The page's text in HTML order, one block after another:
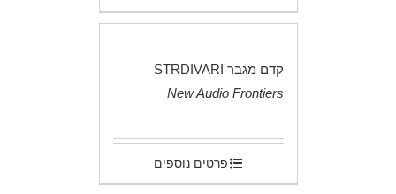
קדם מגבר STRDIVARI
New Audio Frontiers
פרטים נוספים